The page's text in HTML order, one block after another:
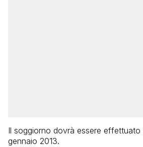
Il soggiorno dovrà essere
gennaio 2013.